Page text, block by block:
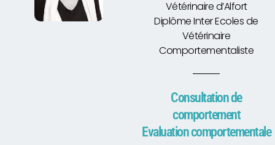
Vétérinaire d’Alfort
Diplôme Inter Ecoles de
Vétérinaire
Comportementaliste
Consultation de
comportement
Evaluation comportementale